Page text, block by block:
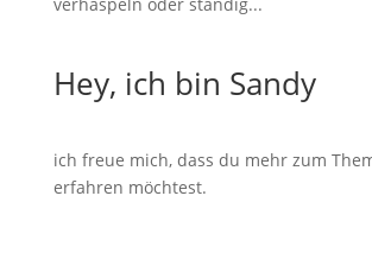
Hey, ich bin Sandy
ich freue mich, dass du mehr zum
erfahren möchtest.